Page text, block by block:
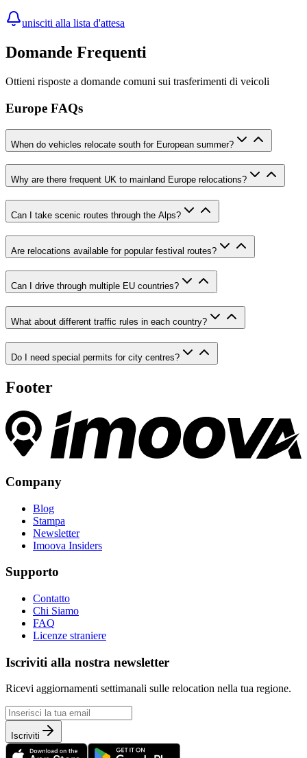
unisciti alla lista d'attesa
Domande Frequenti
Ottieni risposte a domande comuni sui trasferimenti di veicoli
Europe FAQs
When do vehicles relocate south for European summer?
Why are there frequent UK to mainland Europe relocations?
Can I take scenic routes through the Alps?
Are relocations available for popular festival routes?
Can I drive through multiple EU countries?
What about different traffic rules in each country?
Do I need special permits for city centres?
Footer
Company
Blog
Stampa
Newsletter
Imoova Insiders
Supporto
Contatto
Chi Siamo
FAQ
Licenze straniere
Iscriviti alla nostra newsletter
Ricevi aggiornamenti settimanali sulle relocation nella tua regione.
Iscriviti